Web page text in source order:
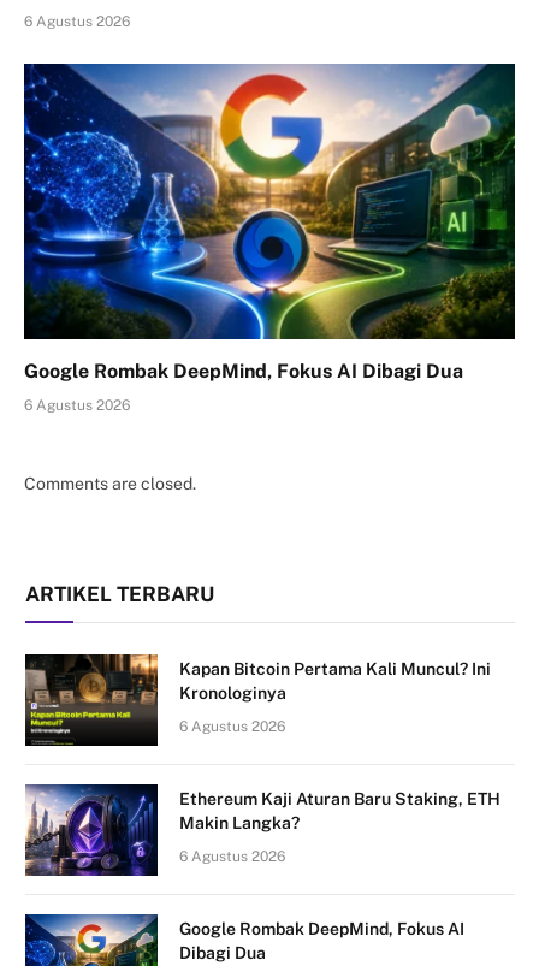
6 Agustus 2026
Google Rombak DeepMind, Fokus AI Dibagi Dua
6 Agustus 2026
Comments are closed.
ARTIKEL TERBARU
Kapan Bitcoin Pertama Kali Muncul? Ini
Kronologinya
6 Agustus 2026
Ethereum Kaji Aturan Baru Staking, ETH
Makin Langka?
6 Agustus 2026
Google Rombak DeepMind, Fokus AI
Dibagi Dua